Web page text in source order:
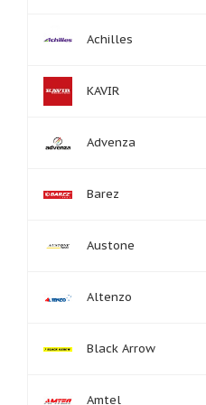
Achilles
KAVIR
Advenza
Barez
Austone
Altenzo
Black Arrow
Amtel